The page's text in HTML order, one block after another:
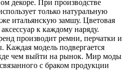
декоре. При производстве
только натуральную
итальянскую замшу. Цветовая
к каждому наряду.
производит ремни, перчатки и
Каждая модель подвергается
чем выйти на рынок. Мир моды
с браком продукции